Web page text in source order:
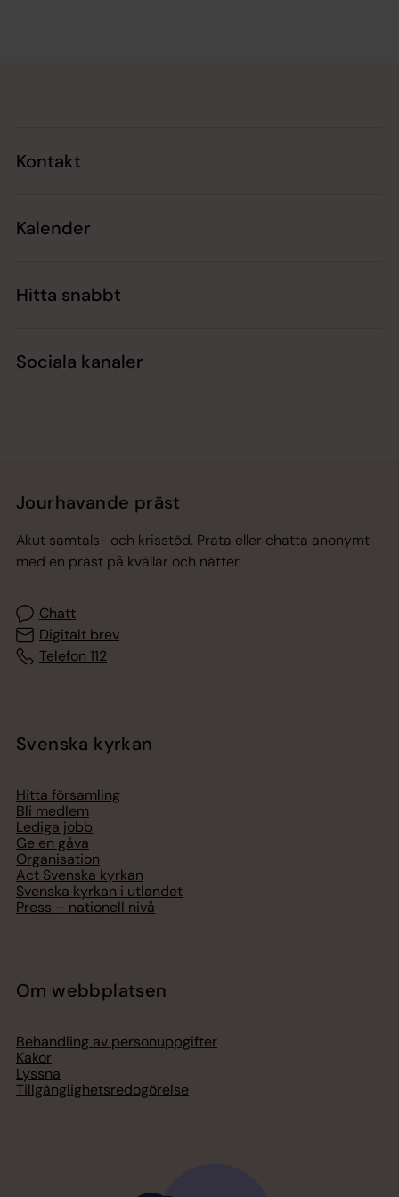
Kontakt
Kalender
Hitta snabbt
Sociala kanaler
Jourhavande präst
Akut samtals- och krisstöd. Prata eller chatta anonymt
med en präst på kvällar och nätter.
Chatt
Digitalt brev
Telefon 112
Svenska kyrkan
Hitta församling
Bli medlem
Lediga jobb
Ge en gåva
Organisation
Act Svenska kyrkan
Svenska kyrkan i utlandet
Press – nationell nivå
Om webbplatsen
Behandling av personuppgifter
Kakor
Lyssna
Tillgänglighetsredogörelse